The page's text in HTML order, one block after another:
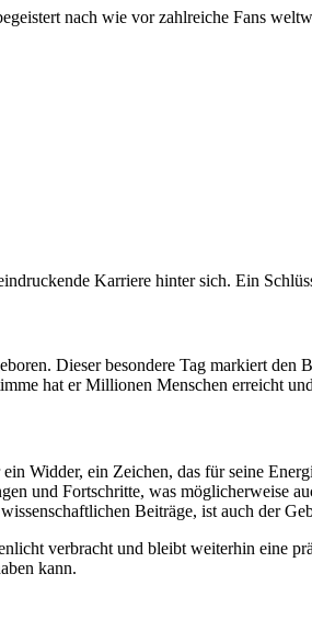
nach wie vor zahlreiche Fans
Karriere hinter sich. Ein
Dieser besondere Tag markiert den
hat er Millionen Menschen erreicht
Widder, ein Zeichen, das für seine
und Fortschritte, was möglicherweise
Beiträge, ist auch der
verbracht und bleibt weiterhin eine
kann.